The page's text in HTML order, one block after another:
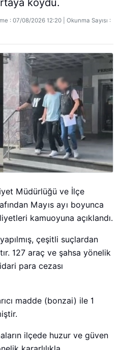
: 07/08/2026 12:20 | Okunma Sayısı :
Müdürlüğü ve İlçe
Mayıs ayı boyunca
kamuoyuna açıklandı.
çeşitli suçlardan
127 araç ve şahsa yönelik
para cezası
madde (bonzai) ile 1
ilçede huzur ve güven